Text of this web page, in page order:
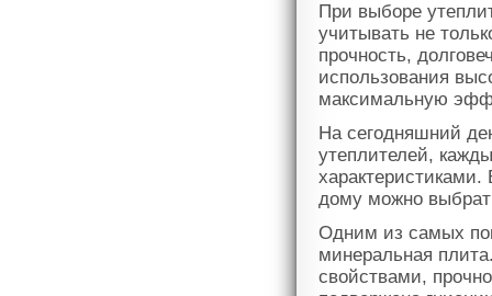
При выборе
учитывать не
прочность,
использования
максимальную
На сегодняшний
утеплителей,
дому можно
Одним из самых
минеральная
свойствами,